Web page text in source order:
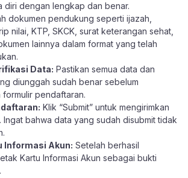
diri dengan lengkap dan benar.
dokumen pendukung seperti ijazah,
nilai, KTP, SKCK, surat keterangan sehat,
lainnya dalam format yang telah
Data: Pastikan semua data dan
diunggah sudah benar sebelum
formulir pendaftaran.
Klik “Submit” untuk mengirimkan
Ingat bahwa data yang sudah disubmit tidak
Informasi Akun: Setelah berhasil
Kartu Informasi Akun sebagai bukti